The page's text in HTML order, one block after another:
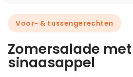
Voor- & tussengerechten
Zomersalade met
sinaasappel